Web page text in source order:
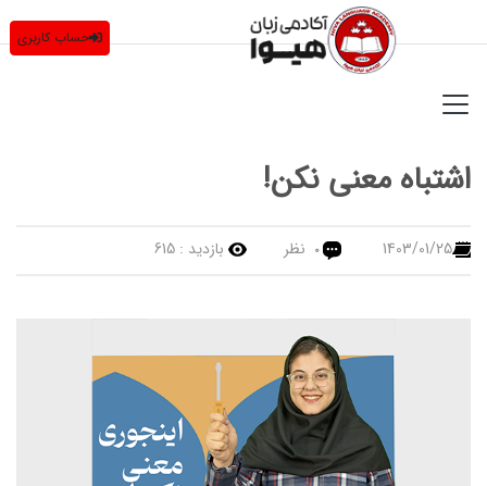
حساب کاربری
اشتباه معنی نکن!
1403/01/25
0 نظر بازدید :615